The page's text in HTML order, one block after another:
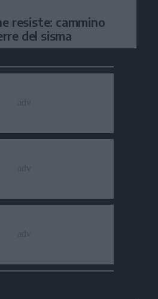
resiste: cammino
del sisma